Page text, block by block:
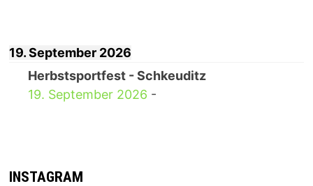
19. September 2026
Herbstsportfest - Schkeuditz
19. September 2026 -
INSTAGRAM